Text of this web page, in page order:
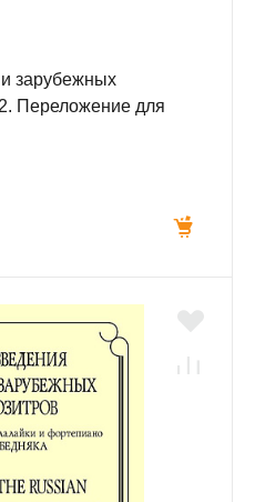
зарубежных
Переложение для
и составление В.И.